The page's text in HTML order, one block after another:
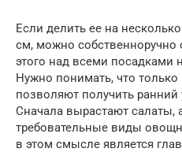
Если делить ее на
см, можно собственноручно
этого над всеми посадками
Нужно понимать, что только
позволяют получить ранний
Сначала вырастают салаты,
требовательные виды
в этом смысле является